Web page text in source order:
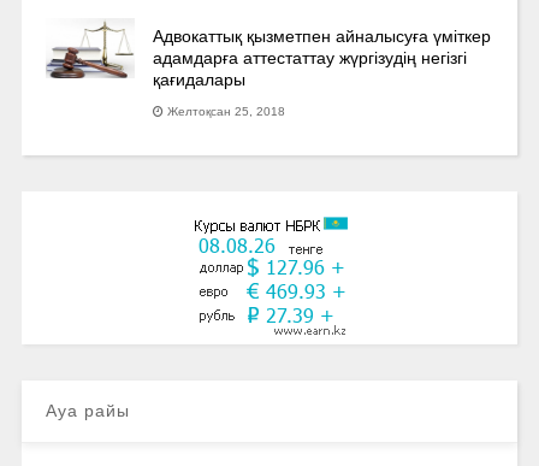
Адвокаттық қызметпен айналысуға үмiткер
адамдарға аттестаттау жүргізудің негізгі
қағидалары
Желтоқсан 25, 2018
Ауа райы